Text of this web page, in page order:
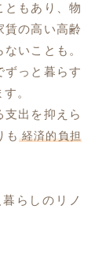
ともあり、物
賃の高い高齢
いことも。
ずっと暮らす
。
支出を抑えら
も 経済的負担
らしのリノ